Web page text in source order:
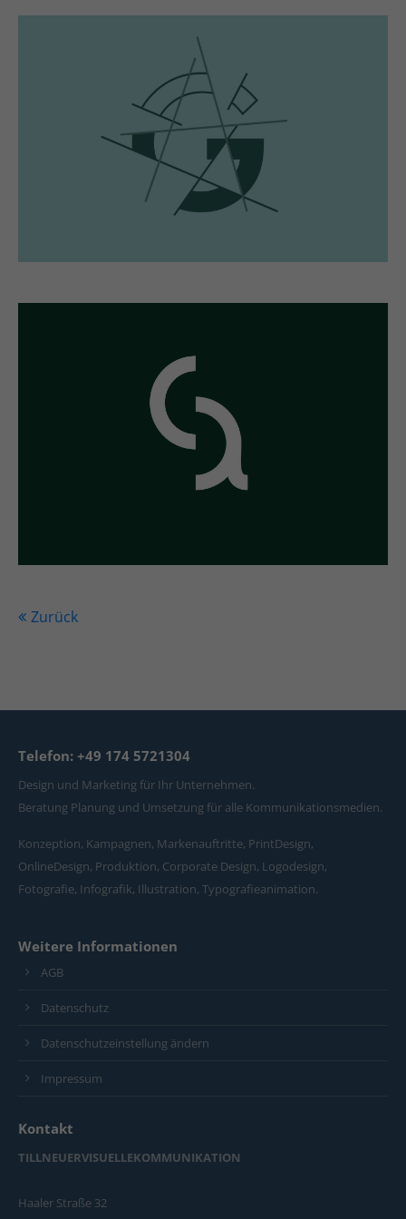
Zurück
Telefon: +49 174 5721304
Design und Marketing für Ihr Unternehmen.
Beratung Planung und Umsetzung für alle Kommunikationsmedien.
Konzeption, Kampagnen, Markenauftritte, PrintDesign,
OnlineDesign, Produktion, Corporate Design, Logodesign,
Fotografie, Infografik, Illustration, Typografieanimation.
Weitere Informationen
AGB
Datenschutz
Datenschutzeinstellung ändern
Impressum
Kontakt
TILLNEUERVISUELLEKOMMUNIKATION
Haaler Straße 32